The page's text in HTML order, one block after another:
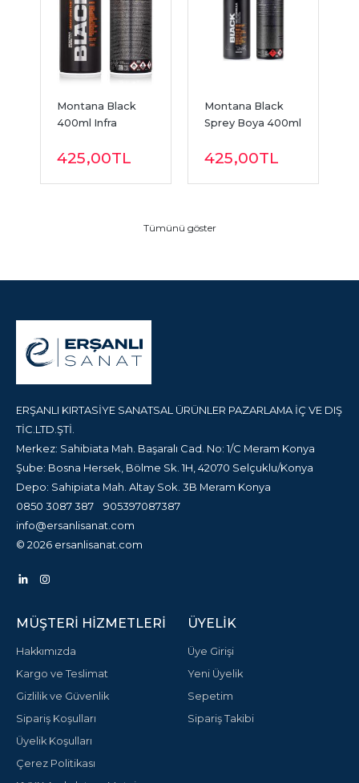
Montana Black
400ml Infra
2000
425,00TL
Montana Black
Sprey Boya 400ml
BLK P1000
425,00TL
Tümünü göster
ERŞANLI KIRTASİYE SANATSAL ÜRÜNLER PAZARLAMA İÇ VE DIŞ
TİC.LTD.ŞTİ.
Merkez: Sahibiata Mah. Başaralı Cad. No: 1/C Meram Konya
Şube: Bosna Hersek, Bölme Sk. 1H, 42070 Selçuklu/Konya
Depo: Sahipiata Mah. Altay Sok. 3B Meram Konya
0850 3087 387
905397087387
info@ersanlisanat.com
© 2026 ersanlisanat.com
MÜŞTERI HIZMETLERI
Hakkımızda
Kargo ve Teslimat
Gizlilik ve Güvenlik
Sipariş Koşulları
Üyelik Koşulları
Çerez Politikası
ÜYELIK
Üye Girişi
Yeni Üyelik
Sepetim
Sipariş Takibi